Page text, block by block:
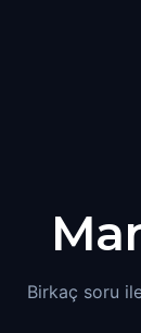
Birkaç soru